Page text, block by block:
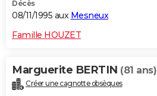
Décès
08/11/1995 aux Mesneux
Famille HOUZET
Marguerite BERTIN (81 ans)
Créer une cagnotte obsèques